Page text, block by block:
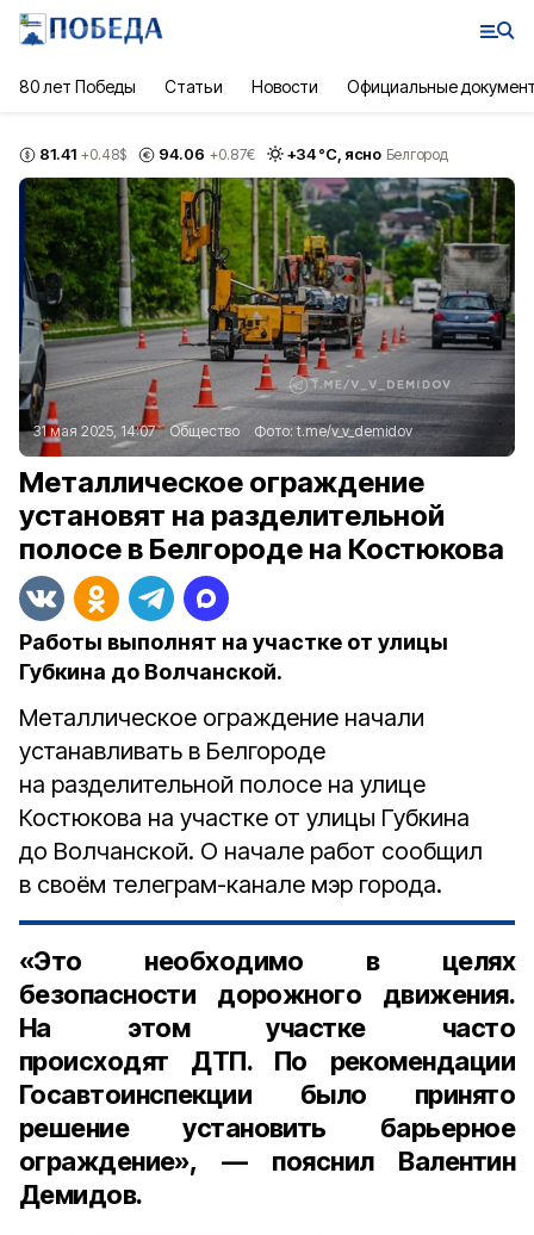
80 лет Победы Статьи Новости Официальные
81.41 +0.48$ 94.06 +0.87€ +34°С, ясно Белгород
31 мая 2025, 14:07 Общество Фото: t.me/v_v_demidov
Металлическое ограждение
установят на разделительной
полосе в Белгороде на Костюкова
Работы выполнят на участке от улицы
Губкина до Волчанской.
Металлическое ограждение начали
устанавливать в Белгороде
на разделительной полосе на улице
Костюкова на участке от улицы Губкина
до Волчанской. О начале работ сообщил
в своём телеграм-канале мэр города.
«Это необходимо в целях
безопасности дорожного движения.
На этом участке часто
происходят ДТП. По рекомендации
Госавтоинспекции было принято
решение установить барьерное
ограждение», — пояснил Валентин
Демидов.